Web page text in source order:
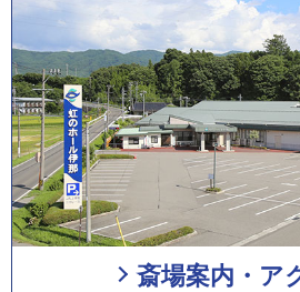
斎場案内・ア